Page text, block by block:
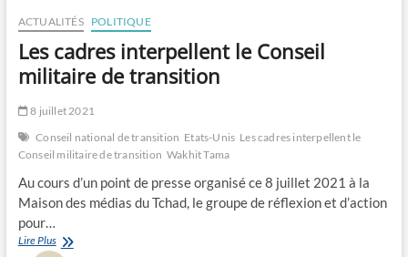
ACTUALITÉS POLITIQUE
Les cadres interpellent le Conseil
militaire de transition
8 juillet 2021
Conseil national de transition Etats-Unis Les cadres interpellent le
Conseil militaire de transition Wakhit Tama
Au cours d’un point de presse organisé ce 8 juillet 2021 à la
Maison des médias du Tchad, le groupe de réflexion et d’action
pour…
Lire PlusLes